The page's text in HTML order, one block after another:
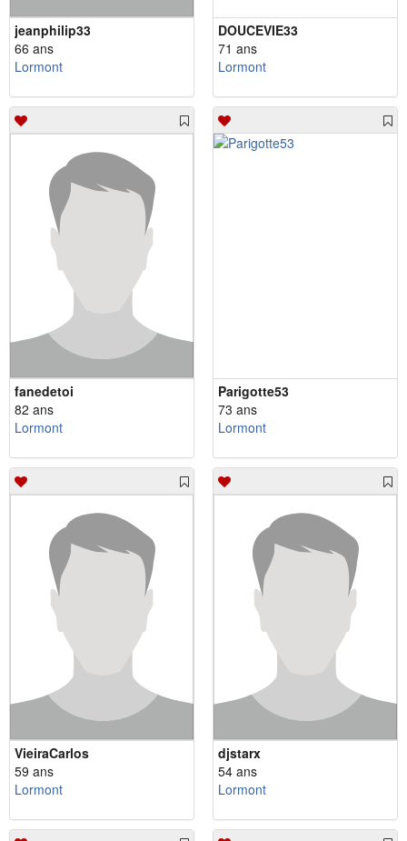
jeanphilip33
66 ans
Lormont
DOUCEVIE33
71 ans
Lormont
fanedetoi
82 ans
Lormont
Parigotte53
73 ans
Lormont
VieiraCarlos
59 ans
Lormont
djstarx
54 ans
Lormont